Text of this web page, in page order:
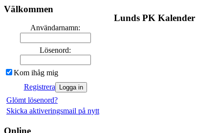
Välkommen
Användarnamn:
Lösenord:
Kom ihåg mig
Registrera
Glömt lösenord?
Skicka aktiveringsmail på nytt
Online
Lunds PK Kalender